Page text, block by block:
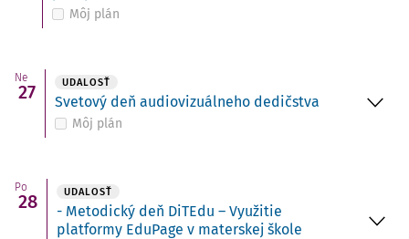
Môj plán
Ne
27 UDALOSŤ
Svetový deň audiovizuálneho dedičstva
Môj plán
Po
28 UDALOSŤ
- Metodický deň DiTEdu – Využitie
platformy EduPage v materskej škole